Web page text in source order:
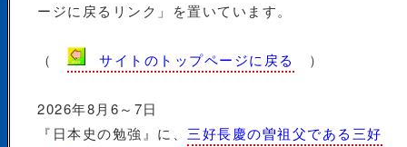
ージに戻るリンク」を置いています。
（ サイトのトップページに戻る ）
2026年8月6～7日
『日本史の勉強』に、 三好長慶の曽祖父である三好